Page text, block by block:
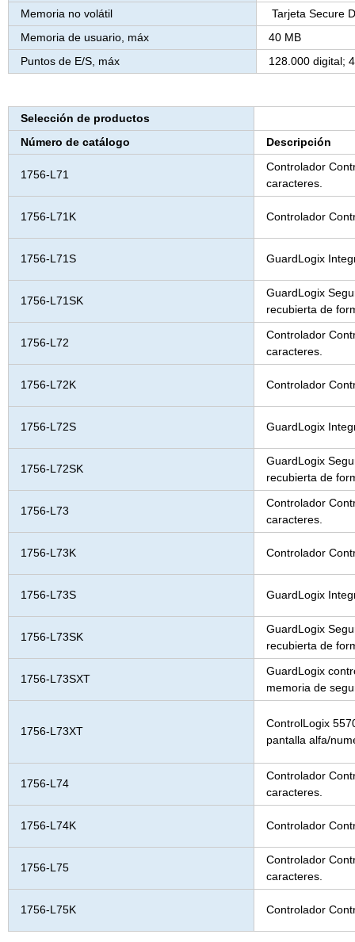
Memoria no volátil
Tarjeta Secure
Memoria de usuario, máx
40 MB
Puntos de E/S, máx
128.000 digital;
Selección de productos
Número de catálogo
Descripción
1756-L71
Controlador
caracteres.
1756-L71K Controlador
1756-L71S GuardLogix
1756-L71SK
GuardLogix
recubierta de
1756-L72
Controlador
caracteres.
1756-L72K Controlador
1756-L72S GuardLogix
1756-L72SK
GuardLogix
recubierta de
1756-L73
Controlador
caracteres.
1756-L73K Controlador
1756-L73S GuardLogix
1756-L73SK
GuardLogix
recubierta de
1756-L73SXT
GuardLogix
memoria de
1756-L73XT
ControlLogix
pantalla alfa/
1756-L74
Controlador
caracteres.
1756-L74K Controlador
1756-L75
Controlador
caracteres.
1756-L75K Controlador